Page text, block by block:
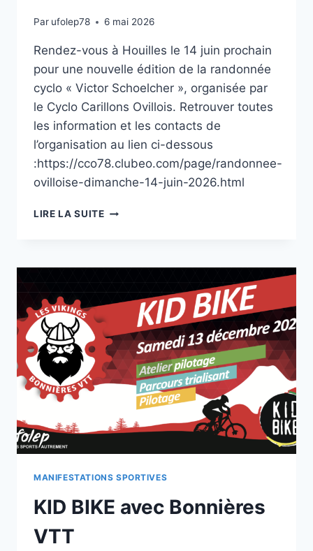
Par ufolep78 6 mai 2026
Rendez-vous à Houilles le 14 juin prochain
pour une nouvelle édition de la randonnée
cyclo « Victor Schoelcher », organisée par
le Cyclo Carillons Ovillois. Retrouver toutes
les information et les contacts de
l’organisation au lien ci-dessous
:https://cco78.clubeo.com/page/randonnee-
ovilloise-dimanche-14-juin-2026.html
LIRE LA SUITE
MANIFESTATIONS SPORTIVES
KID BIKE avec Bonnières
VTT